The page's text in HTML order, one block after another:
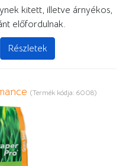
kitett, illetve árnyékos,
előfordulnak.
Részletek
(Termék kódja: 6008)